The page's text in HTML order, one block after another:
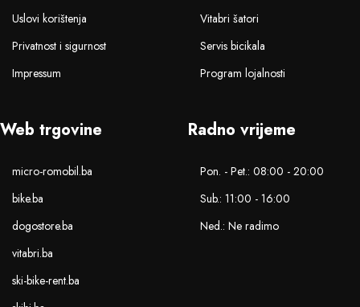
Uslovi korištenja
Privatnost i sigurnost
Impressum
Vitabri šatori
Servis bicikala
Program lojalnosti
Web trgovine
micro-romobil.ba
bike.ba
dogostore.ba
vitabri.ba
ski-bike-rent.ba
Radno vrijeme
Pon. - Pet.: 08:00 - 20:00
Sub.: 11:00 - 16:00
Ned.: Ne radimo